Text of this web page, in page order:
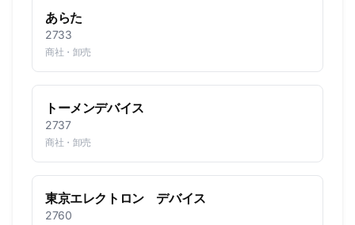
あらた
2733
商社・卸売
トーメンデバイス
2737
商社・卸売
東京エレクトロン デバイス
2760